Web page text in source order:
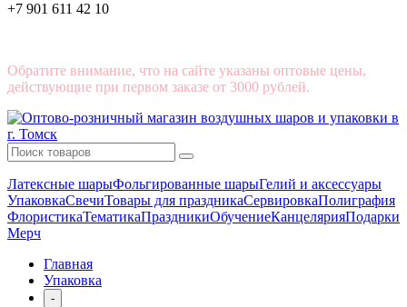
+7 901 611 42 10
Обратите внимание, что на сайте указаны оптовые цены,
действующие при первом заказе от 3000 рублей.
Латексные шарыФольгированные шарыГелий и аксессуары
УпаковкаСвечиТовары для праздникаСервировкаПолиграфия
ФлористикаТематикаПраздникиОбучениеКанцелярияПодарки
Мерч
Главная
Упаковка
-